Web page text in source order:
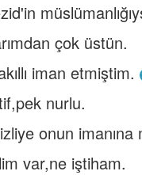
çok üstün.
iman etmiştim.
nurlu.
onun imanına
var,ne iştiham.